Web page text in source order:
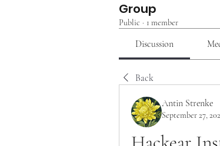
Group
Public · 1 member
Discussion
Back
Antin Strenke
September 27,